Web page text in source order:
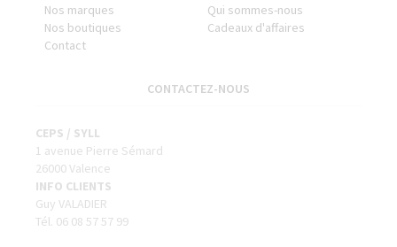
Nos marques
Qui sommes-nous
Nos boutiques
Cadeaux d'affaires
Contact
CONTACTEZ-NOUS
CEPS / SYLL
1 avenue Pierre Sémard
26000 Valence
INFO CLIENTS
Guy VALADIER
Tél. 06 08 57 57 99